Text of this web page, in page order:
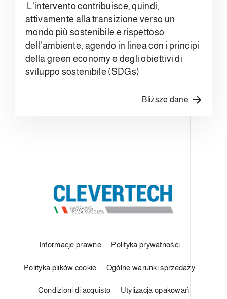
L’intervento contribuisce, quindi,
attivamente alla transizione verso un
mondo più sostenibile e rispettoso
dell'ambiente, agendo in linea con i principi
della green economy e degli obiettivi di
sviluppo sostenibile (SDGs)
Bliższe dane
Informacje prawne Polityka prywatności
Polityka plików cookie Ogólne warunki sprzedaży
Condizioni di acquisto Utylizacja opakowań